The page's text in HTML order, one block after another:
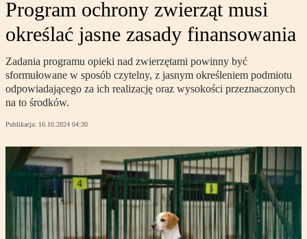
Program ochrony zwierząt musi
określać jasne zasady finansowania
Zadania programu opieki nad zwierzętami powinny być
sformułowane w sposób czytelny, z jasnym określeniem podmiotu
odpowiadającego za ich realizację oraz wysokości przeznaczonych
na to środków.
Publikacja: 16.10.2024 04:30